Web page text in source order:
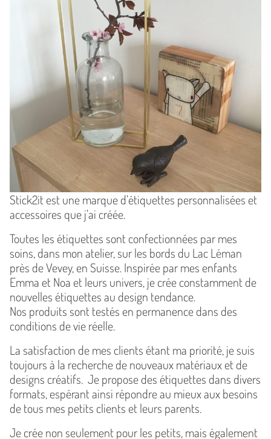
Stick2it est une marque d’étiquettes personnalisées et
accessoires que j’ai créée.
Toutes les étiquettes sont confectionnées par mes
soins, dans mon atelier, sur les bords du Lac Léman
près de Vevey, en Suisse. Inspirée par mes enfants
Emma et Noa et leurs univers, je crée constamment de
nouvelles étiquettes au design tendance.
Nos produits sont testés en permanence dans des
conditions de vie réelle.
La satisfaction de mes clients étant ma priorité, je suis
toujours à la recherche de nouveaux matériaux et de
designs créatifs. Je propose des étiquettes dans divers
formats, espérant ainsi répondre au mieux aux besoins
de tous mes petits clients et leurs parents.
Je crée non seulement pour les petits, mais également